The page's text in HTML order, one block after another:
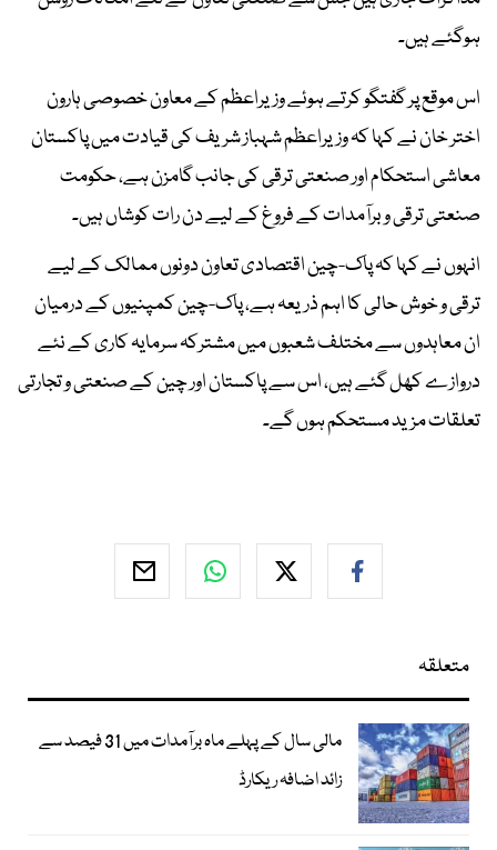
ہوگئے ہیں۔
اس موقع پر گفتگو کرتے ہوئے وزیراعظم کے معاون خصوصی ہارون
اختر خان نے کہا کہ وزیراعظم شہباز شریف کی قیادت میں پاکستان
معاشی استحکام اور صنعتی ترقی کی جانب گامزن ہے، حکومت
صنعتی ترقی و برآمدات کے فروغ کے لیے دن رات کوشاں ہیں۔
انہوں نے کہا کہ پاک-چین اقتصادی تعاون دونوں ممالک کے لیے
ترقی و خوش حالی کا اہم ذریعہ ہے، پاک-چین کمپنیوں کے درمیان
ان معاہدوں سے مختلف شعبوں میں مشترکہ سرمایہ کاری کے نئے
دروازے کھل گئے ہیں، اس سے پاکستان اور چین کے صنعتی و تجارتی
تعلقات مزید مستحکم ہوں گے۔
متعلقہ
مالی سال کے پہلے ماہ برآمدات میں 31 فیصد سے
زائد اضافہ ریکارڈ